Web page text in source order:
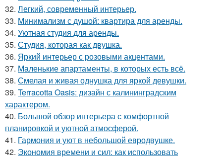
32. Легкий, современный интерьер.
33. Минимализм с душой: квартира для аренды.
34. Уютная студия для аренды.
35. Студия, которая как двушка.
36. Яркий интерьер с розовыми акцентами.
37. Маленькие апартаменты, в которых есть всё.
38. Смелая и живая однушка для яркой девушки.
39. Terracotta Oasis: дизайн с калининградским
характером.
40. Большой обзор интерьера с комфортной
планировкой и уютной атмосферой.
41. Гармония и уют в небольшой евродвушке.
42. Экономия времени и сил: как использовать